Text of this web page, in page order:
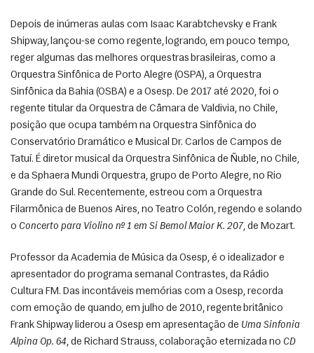
Depois de inúmeras aulas com Isaac Karabtchevsky e Frank
Shipway, lançou-se como regente, logrando, em pouco tempo,
reger algumas das melhores orquestras brasileiras, como a
Orquestra Sinfônica de Porto Alegre (OSPA), a Orquestra
Sinfônica da Bahia (OSBA) e a Osesp. De 2017 até 2020, foi o
regente titular da Orquestra de Câmara de Valdivia, no Chile,
posição que ocupa também na Orquestra Sinfônica do
Conservatório Dramático e Musical Dr. Carlos de Campos de
Tatuí. É diretor musical da Orquestra Sinfônica de Ñuble, no Chile,
e da Sphaera Mundi Orquestra, grupo de Porto Alegre, no Rio
Grande do Sul. Recentemente, estreou com a Orquestra
Filarmônica de Buenos Aires, no Teatro Colón, regendo e solando
o Concerto para Violino nº 1 em Si Bemol Maior K. 207, de Mozart.
Professor da Academia de Música da Osesp, é o idealizador e
apresentador do programa semanal Contrastes, da Rádio
Cultura FM. Das incontáveis memórias com a Osesp, recorda
com emoção de quando, em julho de 2010, regente britânico
Frank Shipway liderou a Osesp em apresentação de Uma Sinfonia
Alpina Op. 64, de Richard Strauss, colaboração eternizada no CD